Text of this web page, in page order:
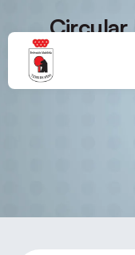
Circular
2011/12
«Trofeo